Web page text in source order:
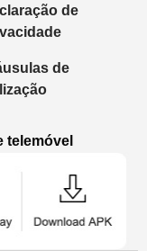
de
de
telemóvel